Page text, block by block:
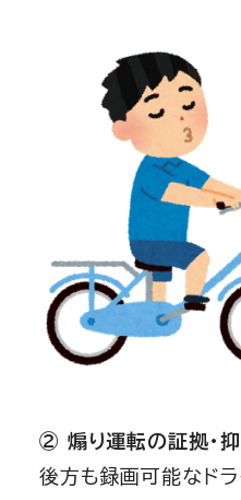
② 煽り運転の証拠・
後方も録画可能なドラ